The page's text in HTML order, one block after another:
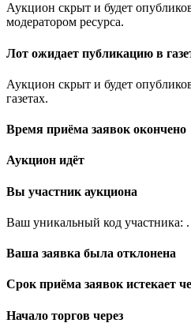
Аукцион скрыт и будет
модератором ресурса.
Лот ожидает публикацию в
Аукцион скрыт и будет
газетах.
Время приёма заявок окончено
Аукцион идёт
Вы участник аукциона
Ваш уникальный код участника: .
Ваша заявка была отклонена
Срок приёма заявок истекает
Начало торгов через